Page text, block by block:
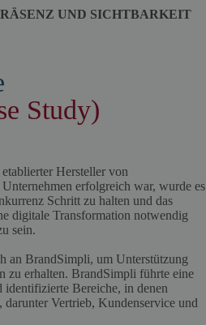
UND SICHTBARKEIT
Study)
Hersteller von
erfolgreich war, wurde es
Schritt zu halten und das
digitale Transformation notwendig
sein.
an BrandSimpli, um Unterstützung
zu erhalten. BrandSimpli führte eine
identifizierte Bereiche, in denen
Vertrieb, Kundenservice und